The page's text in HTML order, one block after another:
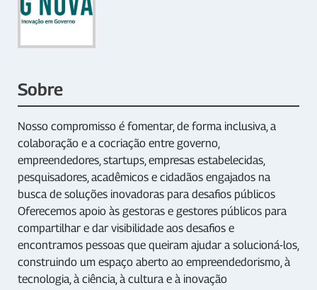
Sobre
Nosso compromisso é fomentar, de forma inclusiva, a
colaboração e a cocriação entre governo,
empreendedores, startups, empresas estabelecidas,
pesquisadores, acadêmicos e cidadãos engajados na
busca de soluções inovadoras para desafios públicos
Oferecemos apoio às gestoras e gestores públicos para
compartilhar e dar visibilidade aos desafios e
encontramos pessoas que queiram ajudar a solucioná-los,
construindo um espaço aberto ao empreendedorismo, à
tecnologia, à ciência, à cultura e à inovação